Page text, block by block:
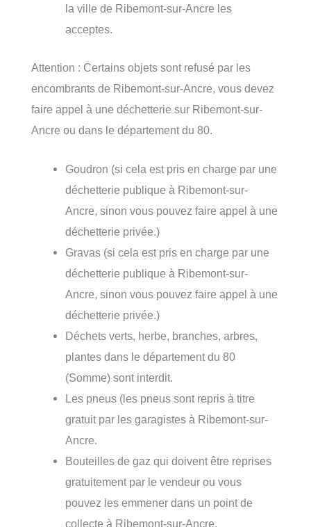
la ville de Ribemont-sur-Ancre les
acceptes.
Attention : Certains objets sont refusé par les
encombrants de Ribemont-sur-Ancre, vous devez
faire appel à une déchetterie sur Ribemont-sur-
Ancre ou dans le département du 80.
Goudron (si cela est pris en charge par une
déchetterie publique à Ribemont-sur-
Ancre, sinon vous pouvez faire appel à une
déchetterie privée.)
Gravas (si cela est pris en charge par une
déchetterie publique à Ribemont-sur-
Ancre, sinon vous pouvez faire appel à une
déchetterie privée.)
Déchets verts, herbe, branches, arbres,
plantes dans le département du 80
(Somme) sont interdit.
Les pneus (les pneus sont repris à titre
gratuit par les garagistes à Ribemont-sur-
Ancre.
Bouteilles de gaz qui doivent être reprises
gratuitement par le vendeur ou vous
pouvez les emmener dans un point de
collecte à Ribemont-sur-Ancre.